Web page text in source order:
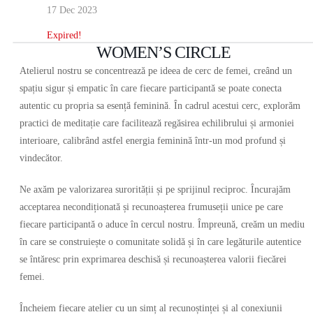
17 Dec 2023
Expired!
WOMEN’S CIRCLE
Atelierul nostru se concentrează pe ideea de cerc de femei, creând un
spațiu sigur și empatic în care fiecare participantă se poate conecta
autentic cu propria sa esență feminină. În cadrul acestui cerc, explorăm
practici de meditație care facilitează regăsirea echilibrului și armoniei
interioare, calibrând astfel energia feminină într-un mod profund și
vindecător.
Ne axăm pe valorizarea surorității și pe sprijinul reciproc. Încurajăm
acceptarea necondiționată și recunoașterea frumuseții unice pe care
fiecare participantă o aduce în cercul nostru. Împreună, creăm un mediu
în care se construiește o comunitate solidă și în care legăturile autentice
se întăresc prin exprimarea deschisă și recunoașterea valorii fiecărei
femei.
Încheiem fiecare atelier cu un simț al recunoștinței și al conexiunii